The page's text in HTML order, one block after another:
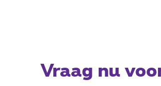
Vraag nu